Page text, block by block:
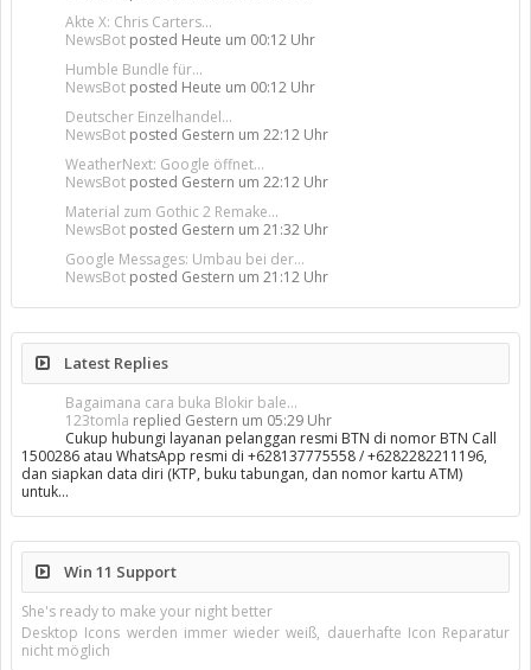
Akte X: Chris Carters...
NewsBot posted Heute um 00:12 Uhr
Humble Bundle für...
NewsBot posted Heute um 00:12 Uhr
Deutscher Einzelhandel...
NewsBot posted Gestern um 22:12 Uhr
WeatherNext: Google öffnet...
NewsBot posted Gestern um 22:12 Uhr
Material zum Gothic 2 Remake...
NewsBot posted Gestern um 21:32 Uhr
Google Messages: Umbau bei der...
NewsBot posted Gestern um 21:12 Uhr
Latest Replies
Bagaimana cara buka Blokir bale...
123tomla replied Gestern um 05:29 Uhr
Cukup hubungi layanan pelanggan resmi BTN di nomor BTN Call
1500286 atau WhatsApp resmi di +628137775558 / +6282282211196,
dan siapkan data diri (KTP, buku tabungan, dan nomor kartu ATM)
untuk…
Win 11 Support
She's ready to make your night better
Desktop Icons werden immer wieder weiß, dauerhafte Icon Reparatur
nicht möglich